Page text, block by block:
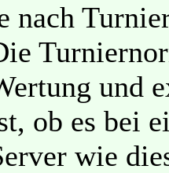
nach
und
ob es bei
wie